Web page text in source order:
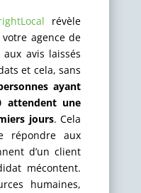
révèle
agence de
avis laissés
et cela, sans
ayant
attendent une
jours. Cela
répondre aux
d’un client
mécontent.
humaines,